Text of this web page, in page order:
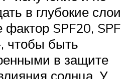
в глубокие слои
SPF20, SPF
чтобы быть
в защите
солнца. У